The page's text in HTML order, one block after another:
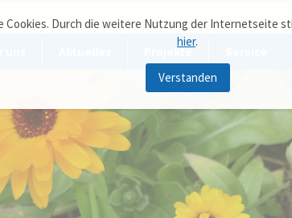
Durch die weitere Nutzung der Internetseite
hier.
Verstanden
Projekte